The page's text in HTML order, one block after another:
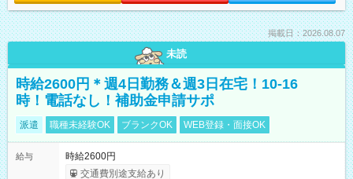
掲載日：2026.08.07
未読
時給2600円＊週4日勤務＆週3日在宅！10-16
時！電話なし！補助金申請サポ
派遣 職種未経験OK ブランクOK WEB登録・面接OK
給与
時給2600円
交通費別途支給あり